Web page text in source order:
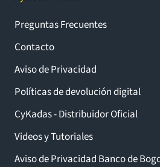
Preguntas Frecuentes
Contacto
Aviso de Privacidad
Políticas de devolución digital
CyKadas - Distribuidor Oficial
Videos y Tutoriales
Aviso de Privacidad Banco de